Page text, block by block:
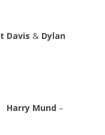
Davis & Dylan
–